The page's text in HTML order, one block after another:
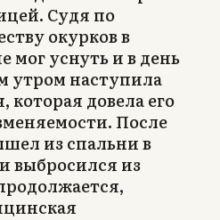
Судя по
окурков в
мог уснуть и в день
утром наступила
которая довела его
После
из спальни в
выбросился из